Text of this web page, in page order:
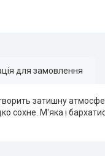
для замовлення
затишну
сохне. М'яка і